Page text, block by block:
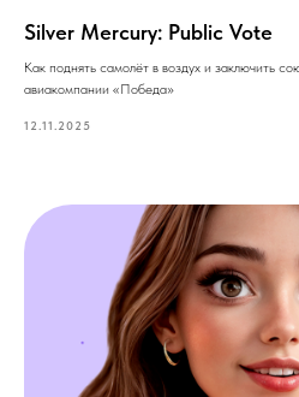
Silver Mercury: Public Vote
Как поднять самолёт в воздух и заключить
авиакомпании «Победа»
12.11.2025